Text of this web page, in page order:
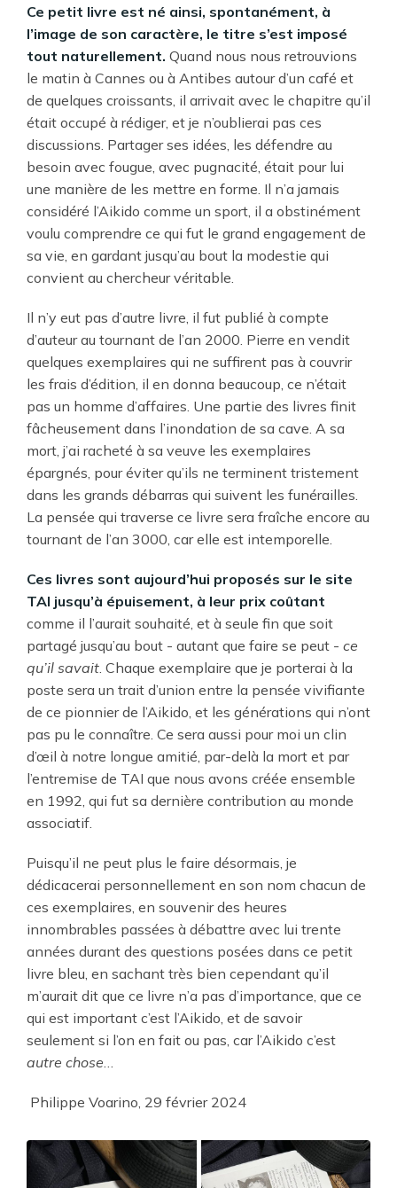
Ce petit livre est né ainsi, spontanément, à
l’image de son caractère, le titre s’est imposé
tout naturellement. Quand nous nous retrouvions
le matin à Cannes ou à Antibes autour d’un café et
de quelques croissants, il arrivait avec le chapitre qu’il
était occupé à rédiger, et je n’oublierai pas ces
discussions. Partager ses idées, les défendre au
besoin avec fougue, avec pugnacité, était pour lui
une manière de les mettre en forme. Il n’a jamais
considéré l’Aikido comme un sport, il a obstinément
voulu comprendre ce qui fut le grand engagement de
sa vie, en gardant jusqu’au bout la modestie qui
convient au chercheur véritable.
Il n’y eut pas d’autre livre, il fut publié à compte
d’auteur au tournant de l’an 2000. Pierre en vendit
quelques exemplaires qui ne suffirent pas à couvrir
les frais d’édition, il en donna beaucoup, ce n’était
pas un homme d’affaires. Une partie des livres finit
fâcheusement dans l’inondation de sa cave. A sa
mort, j’ai racheté à sa veuve les exemplaires
épargnés, pour éviter qu’ils ne terminent tristement
dans les grands débarras qui suivent les funérailles.
La pensée qui traverse ce livre sera fraîche encore au
tournant de l’an 3000, car elle est intemporelle.
Ces livres sont aujourd’hui proposés sur le site
TAI jusqu’à épuisement, à leur prix coûtant
comme il l’aurait souhaité, et à seule fin que soit
partagé jusqu’au bout - autant que faire se peut - ce
qu’il savait. Chaque exemplaire que je porterai à la
poste sera un trait d’union entre la pensée vivifiante
de ce pionnier de l’Aikido, et les générations qui n’ont
pas pu le connaître. Ce sera aussi pour moi un clin
d’œil à notre longue amitié, par-delà la mort et par
l’entremise de TAI que nous avons créée ensemble
en 1992, qui fut sa dernière contribution au monde
associatif.
Puisqu’il ne peut plus le faire désormais, je
dédicacerai personnellement en son nom chacun de
ces exemplaires, en souvenir des heures
innombrables passées à débattre avec lui trente
années durant des questions posées dans ce petit
livre bleu, en sachant très bien cependant qu’il
m’aurait dit que ce livre n’a pas d’importance, que ce
qui est important c’est l’Aikido, et de savoir
seulement si l’on en fait ou pas, car l’Aikido c’est
autre chose…
Philippe Voarino, 29 février 2024